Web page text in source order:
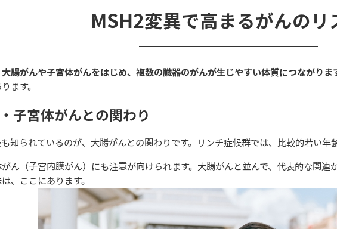
MSH2変異で高まるがんのリ
腸がんや子宮体がんをはじめ、複数の臓器のがんが生じやすい体質につながりま
ます。
子宮体がんとの関わり
知られているのが、大腸がんとの関わりです。リンチ症候群では、比較的若い年
ん（子宮内膜がん）にも注意が向けられます。大腸がんと並んで、代表的な関連
、ここにあります。